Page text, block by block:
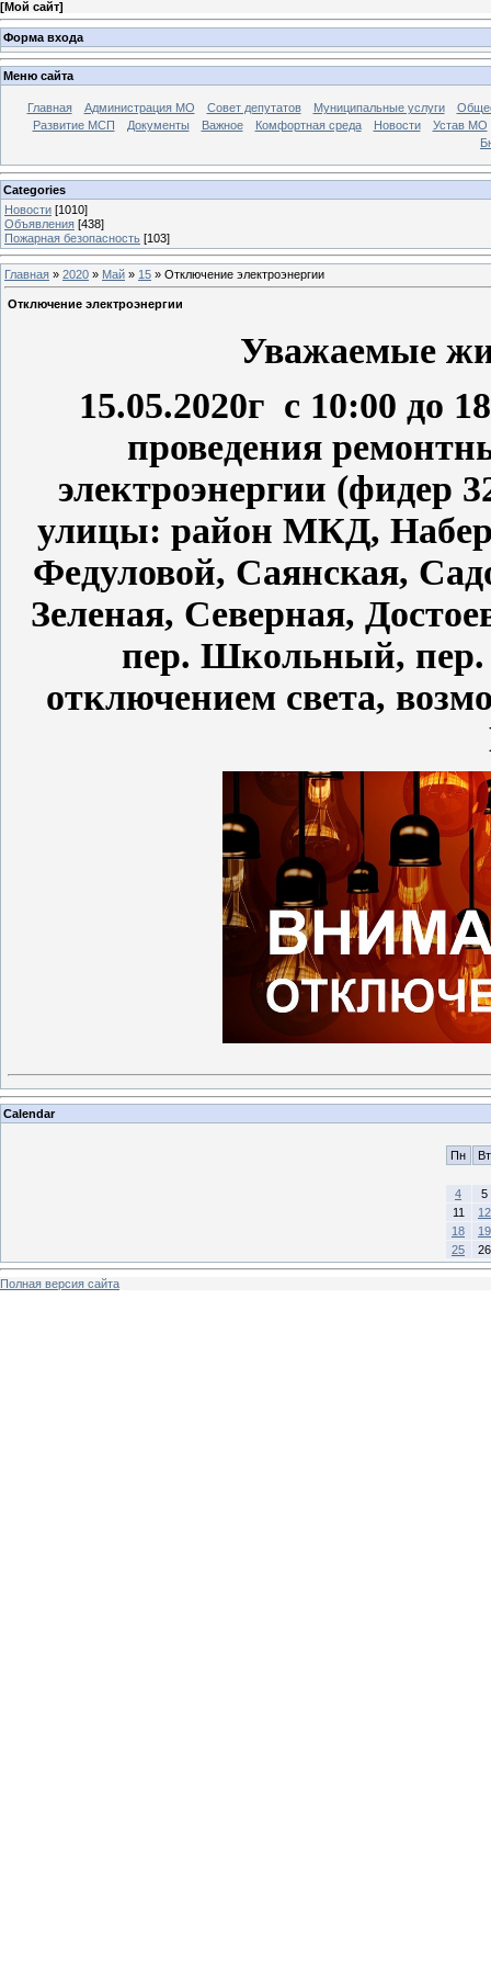
[Мой сайт]
Форма входа
Меню сайта
Главная Администрация МО Совет депутатов Муниципальные услуги
Развитие МСП
Документы Важное Комфортная среда Новости
Устав МО
Categories
Новости [1010]
Объявления [438]
Пожарная безопасность [103]
Главная » 2020 » Май » 15 » Отключение электроэнергии
Отключение электроэнергии
Уважаемые
15.05.2020г с 10:00 до
проведения
электроэнергии (фидер
улицы: район МКД,
Федуловой, Саянская,
Зеленая, Северная,
пер. Школьный, пер.
отключением света,
Calendar
Пн Вт
4
5
11
12
18
19
25
26
Полная версия сайта